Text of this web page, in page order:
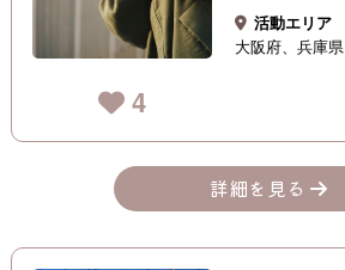
4
活動エリア
大阪府
兵庫県
詳細を見る